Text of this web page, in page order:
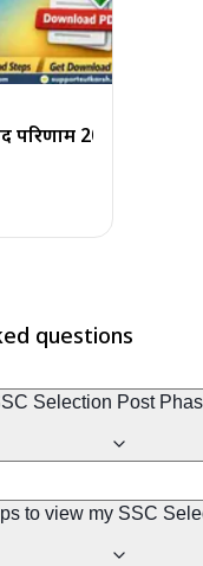
2025 चरण 13
questions
Selection Post
to view my SSC